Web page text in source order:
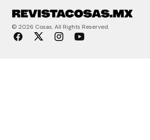
© 2026 Cosas. All Rights Reserved.